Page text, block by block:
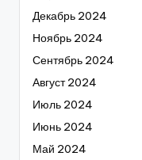
Декабрь 2024
Ноябрь 2024
Сентябрь 2024
Август 2024
Июль 2024
Июнь 2024
Май 2024